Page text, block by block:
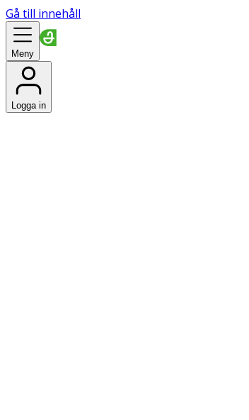
Gå till innehåll
Meny
Logga in